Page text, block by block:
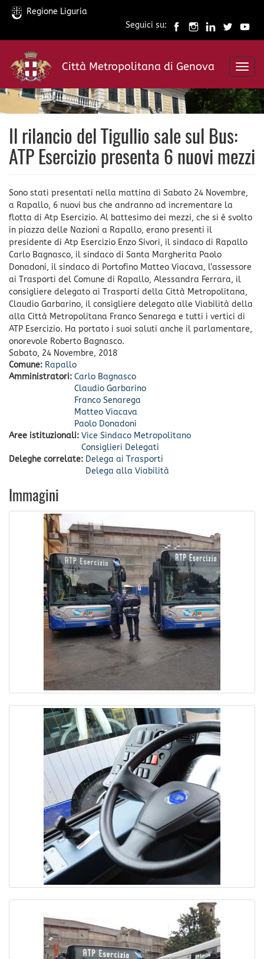
Salta
contenuto
principale
Regione Liguria
Seguici su:
Città Metropolitana di Genova
Il rilancio del Tigullio sale sul Bus:
ATP Esercizio presenta 6 nuovi mezzi
Sono stati presentati nella mattina di Sabato 24 Novembre,
a Rapallo, 6 nuovi bus che andranno ad incrementare la
flotta di Atp Esercizio. Al battesimo dei mezzi, che si è svolto
in piazza delle Nazioni a Rapallo, erano presenti il
presidente di Atp Esercizio Enzo Sivori, il sindaco di Rapallo
Carlo Bagnasco, il sindaco di Santa Margherita Paolo
Donadoni, il sindaco di Portofino Matteo Viacava, l’assessore
ai Trasporti del Comune di Rapallo, Alessandra Ferrara, il
consigliere delegato ai Trasporti della Città Metropolitana,
Claudio Garbarino, il consigliere delegato alle Viabilità della
alla Città Metropolitana Franco Senarega e tutti i vertici di
ATP Esercizio. Ha portato i suoi saluti anche il parlamentare,
onorevole Roberto Bagnasco.
Sabato, 24 Novembre, 2018
Comune: Rapallo
Amministratori: Carlo Bagnasco
Claudio Garbarino
Franco Senarega
Matteo Viacava
Paolo Donadoni
Aree istituzionali: Vice Sindaco Metropolitano
Consiglieri Delegati
Deleghe correlate: Delega ai Trasporti
Delega alla Viabilità
Immagini